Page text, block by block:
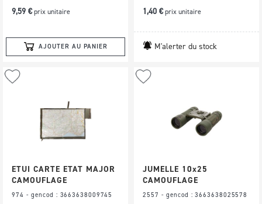
9,59 €prix unitaire
AJOUTER AU PANIER
1,40 €prix unitaire
M'alerter du stock
ETUI CARTE ETAT MAJOR
CAMOUFLAGE
974 - gencod : 3663638009745
Ajouter
JUMELLE 10x25
CAMOUFLAGE
2557 - gencod : 3663638025578
Ajouter